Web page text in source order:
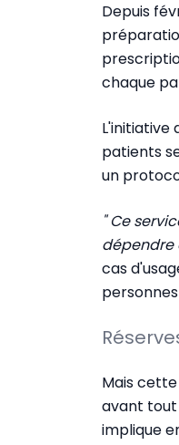
Depuis
chaque
L'initiative
patients
un
" Ce
dépendre
cas
Mais
avant tout
implique